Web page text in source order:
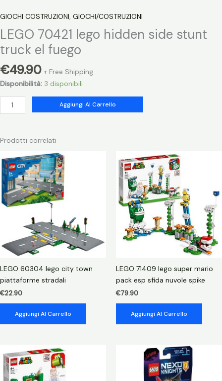
GIOCHI COSTRUZIONI, GIOCHI/COSTRUZIONI
LEGO 70421 lego hidden side stunt
truck el fuego
€49.90 + Free Shipping
Disponibilità: 3 disponibili
LEGO
70421
hidden
stunt
truck
el
fuego
quantità
Aggiungi Al Carrello
Prodotti correlati
LEGO 60304 lego city town
piattaforme stradali
€22.90
Aggiungi Al Carrello
LEGO 71409 lego super mario
pack esp sfida nuvole spike
€79.90
Aggiungi Al Carrello